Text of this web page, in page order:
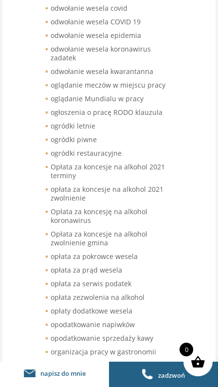
odwołanie wesela covid
odwołanie wesela COVID 19
odwołanie wesela epidemia
odwołanie wesela koronawirus
zadatek
odwołanie wesela kwarantanna
oglądanie meczów w miejscu pracy
oglądanie Mundialu w pracy
ogłoszenia o pracę RODO klauzula
ogródki letnie
ogródki piwne
ogródki restauracyjne
Opłata za koncesje na alkohol 2021
terminy
opłata za koncesje na alkohol 2021
zwolnienie
Opłata za koncesję na alkohol
koronawirus
Opłata za koncesje na alkohol
zwolnienie gmina
opłata za pokrowce wesela
opłata za prąd wesela
opłata za serwis podatek
opłata zezwolenia na alkohol
opłaty dodatkowe wesela
opodatkowanie napiwków
opodatkowanie sprzedaży kawy
organizacja pracy w gastronomii
organizacja urodzin stawka VAT
napisz do mnie zadzwoń
0